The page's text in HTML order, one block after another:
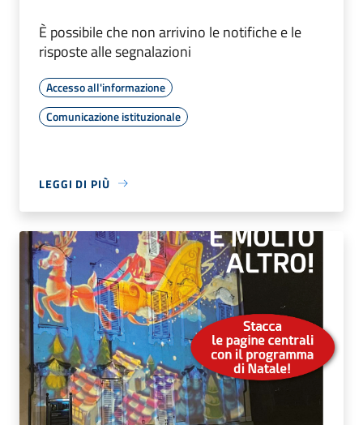
È possibile che non arrivino le notifiche e le
risposte alle segnalazioni
Accesso all'informazione
Comunicazione istituzionale
LEGGI DI PIÙ